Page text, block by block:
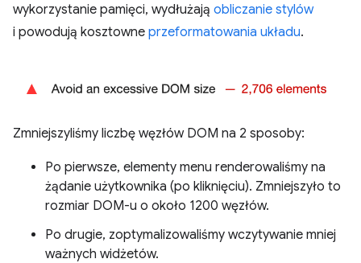
wykorzystanie pamięci, wydłużają obliczanie stylów
i powodują kosztowne przeformatowania układu.
Zmniejszyliśmy liczbę węzłów DOM na 2 sposoby:
Po pierwsze, elementy menu renderowaliśmy na
żądanie użytkownika (po kliknięciu). Zmniejszyło to
rozmiar DOM-u o około 1200 węzłów.
Po drugie, zoptymalizowaliśmy wczytywanie mniej
ważnych widżetów.